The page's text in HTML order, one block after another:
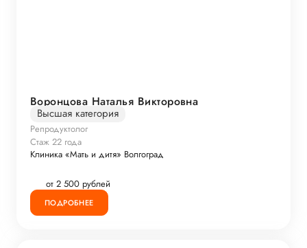
Воронцова Наталья Викторовна
Высшая категория
Репродуктолог
Стаж 22 года
Клиника «Мать и дитя» Волгоград
от 2 500 рублей
ПОДРОБНЕЕ